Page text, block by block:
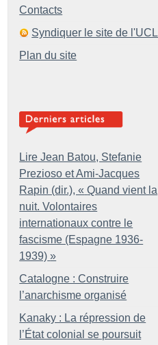
Contacts
Syndiquer le site de l'UCL
Plan du site
Lire Jean Batou, Stefanie
Prezioso et Ami-Jacques
Rapin (dir.), « Quand vient la
nuit. Volontaires
internationaux contre le
fascisme (Espagne 1936-
1939) »
Catalogne : Construire
l’anarchisme organisé
Kanaky : La répression de
l’État colonial se poursuit